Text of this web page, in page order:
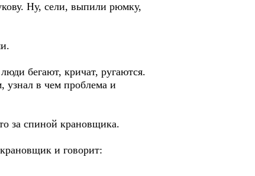
Ну, сели, выпили рюмку,
бегают, кричат, ругаются.
узнал в чем проблема и
за спиной крановщика.
и говорит: